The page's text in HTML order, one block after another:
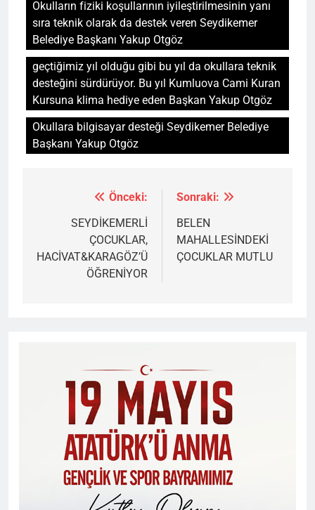
Okulların fiziki koşullarının iyileştirilmesinin yanı
sıra teknik olarak da destek veren Seydikemer
Belediye Başkanı Yakup Otgöz
geçtiğimiz yıl olduğu gibi bu yıl da okullara teknik
desteğini sürdürüyor. Bu yıl Kumluova Cami Kuran
Kursuna klima hediye eden Başkan Yakup Otgöz
Okullara bilgisayar desteği Seydikemer Belediye
Başkanı Yakup Otgöz
gezinmesi
Önceki:
SEYDİKEMERLİ
ÇOCUKLAR,
HACİVAT&KARAGÖZ’Ü
ÖĞRENİYOR
Sonraki:
BELEN
MAHALLESİNDEKİ
ÇOCUKLAR MUTLU